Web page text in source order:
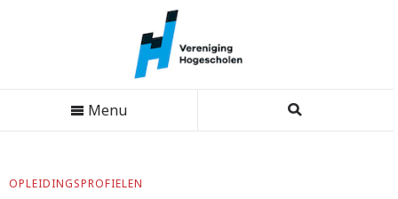
Menu
OPLEIDINGSPROFIELEN